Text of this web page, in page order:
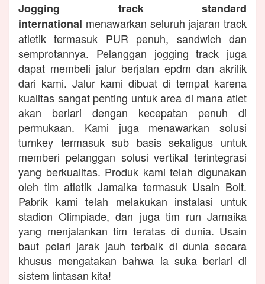
Jogging track standard
international menawarkan seluruh jajaran track
atletik termasuk PUR penuh, sandwich dan
semprotannya. Pelanggan jogging track juga
dapat membeli jalur berjalan epdm dan akrilik
dari kami. Jalur kami dibuat di tempat karena
kualitas sangat penting untuk area di mana atlet
akan berlari dengan kecepatan penuh di
permukaan. Kami juga menawarkan solusi
turnkey termasuk sub basis sekaligus untuk
memberi pelanggan solusi vertikal terintegrasi
yang berkualitas. Produk kami telah digunakan
oleh tim atletik Jamaika termasuk Usain Bolt.
Pabrik kami telah melakukan instalasi untuk
stadion Olimpiade, dan juga tim run Jamaika
yang menjalankan tim teratas di dunia. Usain
baut pelari jarak jauh terbaik di dunia secara
khusus mengatakan bahwa ia suka berlari di
sistem lintasan kita!